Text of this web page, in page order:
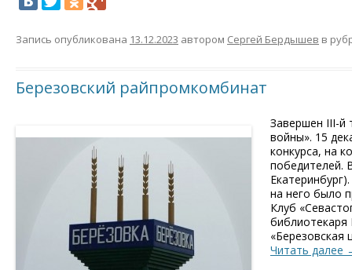
Запись опубликована 13.12.2023 автором Сергей Бердышев в
Березовский райпромкомбинат
Завершен III-й
войны». 15
конкурса, на
победителей.
на него было
Клуб
«Березовская
Читать далее